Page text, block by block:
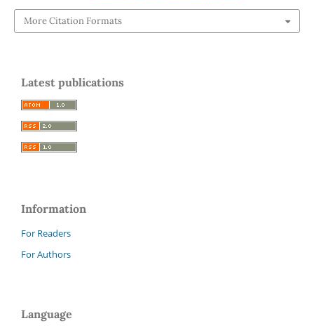
More Citation Formats
Latest publications
Information
For Readers
For Authors
Language